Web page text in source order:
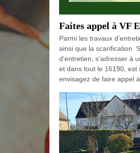
Faites appel à VF
Parmi les travaux
ainsi que la scarification.
d’entretien, s’adresser à
et dans tout le 16190, est
envisagez de faire appel